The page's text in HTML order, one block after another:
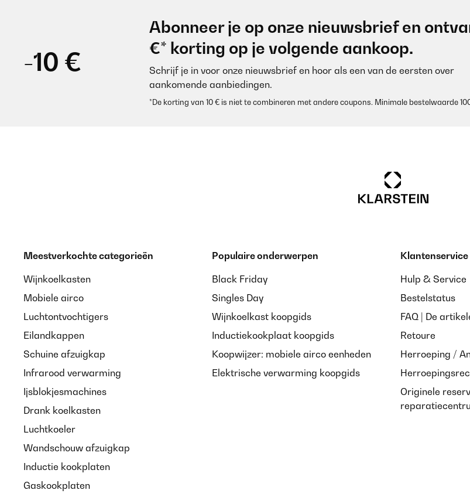
-10 €
Abonneer je op onze nieuwsbrief en
€* korting op je volgende aankoop.
Schrijf je in voor onze nieuwsbrief en hoor als een van de eersten over
aankomende aanbiedingen.
*De korting van 10 € is niet te combineren met andere coupons. Minimale bestelwaarde
Meestverkochte categorieën
Wijnkoelkasten
Mobiele airco
Luchtontvochtigers
Eilandkappen
Schuine afzuigkap
Infrarood verwarming
Ijsblokjesmachines
Drank koelkasten
Luchtkoeler
Wandschouw afzuigkap
Inductie kookplaten
Gaskookplaten
Populaire onderwerpen
Black Friday
Singles Day
Wijnkoelkast koopgids
Inductiekookplaat koopgids
Koopwijzer: mobiele airco eenheden
Elektrische verwarming koopgids
Klantenservice
Hulp & Service
Bestelstatus
FAQ | De
Retoure
Herroeping /
Originele